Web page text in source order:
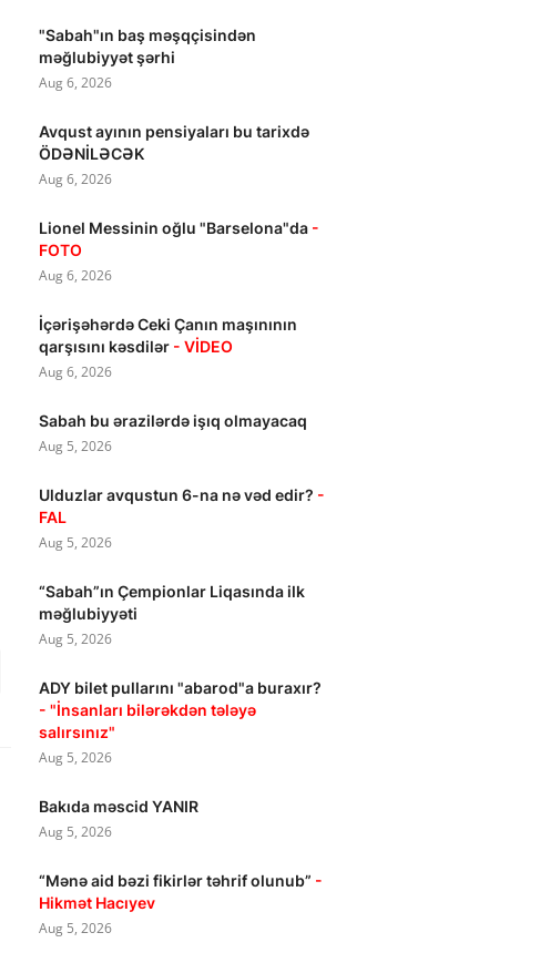
"Sabah"ın baş məşqçisindən
məğlubiyyət şərhi
Aug 6, 2026
Avqust ayının pensiyaları bu tarixdə
ÖDƏNİLƏCƏK
Aug 6, 2026
Lionel Messinin oğlu "Barselona"da -
FOTO
Aug 6, 2026
İçərişəhərdə Ceki Çanın maşınının
qarşısını kəsdilər - VİDEO
Aug 6, 2026
Sabah bu ərazilərdə işıq olmayacaq
Aug 5, 2026
Ulduzlar avqustun 6-na nə vəd edir? -
FAL
Aug 5, 2026
“Sabah”ın Çempionlar Liqasında ilk
məğlubiyyəti
Aug 5, 2026
ADY bilet pullarını "abarod"a buraxır?
- "İnsanları bilərəkdən tələyə
salırsınız"
Aug 5, 2026
Bakıda məscid YANIR
Aug 5, 2026
“Mənə aid bəzi fikirlər təhrif olunub” -
Hikmət Hacıyev
Aug 5, 2026